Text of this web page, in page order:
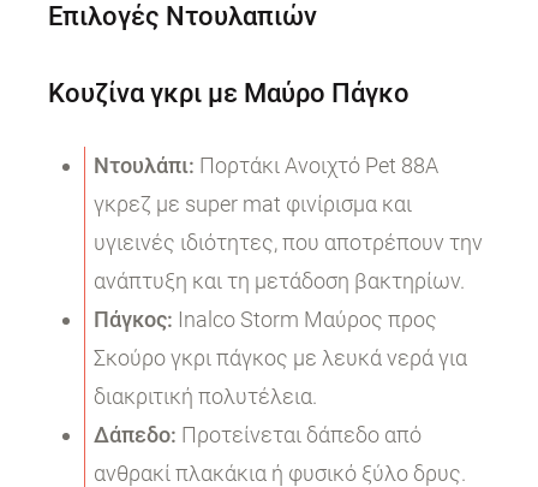
Επιλογές Ντουλαπιών
Κουζίνα γκρι με Μαύρο Πάγκο
Ντουλάπι: Πορτάκι Ανοιχτό Pet 88A
γκρεζ με super mat φινίρισμα και
υγιεινές ιδιότητες, που αποτρέπουν την
ανάπτυξη και τη μετάδοση βακτηρίων.
Πάγκος: Inalco Storm Μαύρος προς
Σκούρο γκρι πάγκος με λευκά νερά για
διακριτική πολυτέλεια.
Δάπεδο: Προτείνεται δάπεδο από
ανθρακί πλακάκια ή φυσικό ξύλο δρυς.